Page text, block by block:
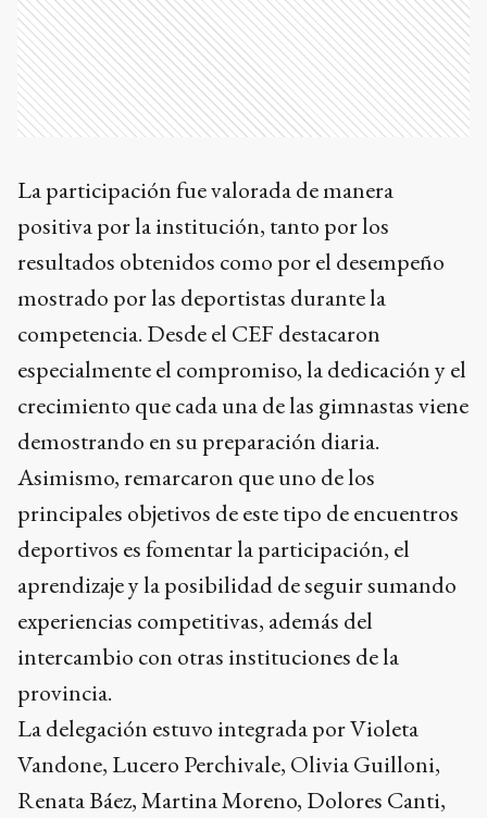
La participación fue valorada de manera
positiva por la institución, tanto por los
resultados obtenidos como por el desempeño
mostrado por las deportistas durante la
competencia. Desde el CEF destacaron
especialmente el compromiso, la dedicación y el
crecimiento que cada una de las gimnastas viene
demostrando en su preparación diaria.
Asimismo, remarcaron que uno de los
principales objetivos de este tipo de encuentros
deportivos es fomentar la participación, el
aprendizaje y la posibilidad de seguir sumando
experiencias competitivas, además del
intercambio con otras instituciones de la
provincia.
La delegación estuvo integrada por Violeta
Vandone, Lucero Perchivale, Olivia Guilloni,
Renata Báez, Martina Moreno, Dolores Canti,